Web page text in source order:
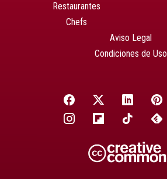
Restaurantes
Chefs
Aviso Legal
Condiciones de Uso